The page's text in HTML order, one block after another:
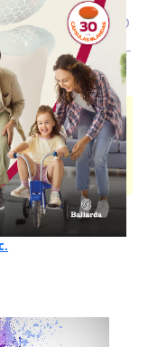
NORMATIZADO
Inhibidor
y cuenta con 2